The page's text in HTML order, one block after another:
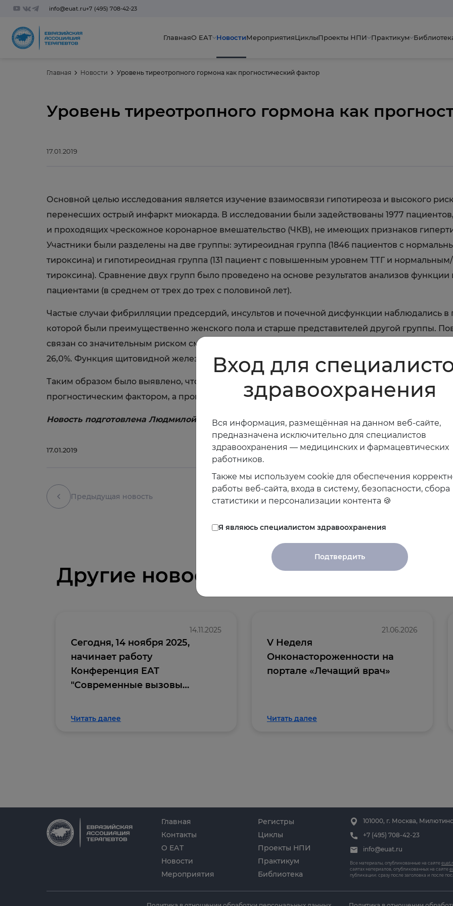
info@euat.ru+7 (495) 708-42-23
ГлавнаяО ЕАТ НовостиМероприятияЦиклыПроекты НПИ Практикум
Главная Новости Уровень тиреотропного гормона как прогностический фактор
Уровень тиреотропного гормона как
17.01.2019
Основной целью исследования является изучение взаимосвязи гипотиреоза и высокого
перенесших острый инфаркт миокарда. В исследовании были задействованы 1977
и проходящих чрескожное коронарное вмешательство (ЧКВ), не имеющих признаков
Участники были разделены на две группы: эутиреоидная группа (1846 пациентов с
тироксина) и гипотиреоидная группа (131 пациент с повышенным уровнем ТТГ и
тироксина). Сравнение двух групп было проведено на основе результатов анализов
пациентами (в среднем от трех до трех с половиной лет).
Частые случаи фибрилляции предсердий, инсультов и почечной дисфункции наблюдались в
которой были преимущественно женского пола и старше представителей другой группы.
связан со значительным риском смертности: смерть вследствии кардиопатологии - 9,2%,
26,0%. Функция щитовидной железы у пациентов с ОИМ связана с прогнозом и должна быть
Таким образом было выявлено, что повышенный уровень тиреотропина после острого
прогностическим фактором, а проверка функции щитовидной железы должна обязательно
Новость подготовлена Людмилой Некрасовой.
17.01.2019
Предыдущая новость
Другие новости
21.06.2026
V Неделя
Онконастороженности на
портале «Лечащий врач»
Читать далее
14.11.2025
Сегодня, 14 ноября 2025,
начинает работу
Конференция ЕАТ
"Современные вызовы
6 баллов
Читать далее
Главная
О ЕАТ
Новости
Мероприятия
Циклы
Проекты НПИ
Практикум
Библиотека
Регистры
Контакты
101000, г. Москва,
+7 (495) 708-42-23
info@euat.ru
Все материалы, опубликованные на сайте
сайтах материалов, опубликованных на сайте
публикации: сразу после заголовка и после
Вход для
здравоохранения
Вся информация, размещённая на данном веб-сайте,
предназначена исключительно для специалистов
здравоохранения — медицинских и фармацевтических
работников.
Также мы используем cookie для обеспечения
работы веб-сайта, входа в систему, безопасности, сбора
статистики и персонализации контента 🍪
Я являюсь специалистом здравоохранения
Подтвердить